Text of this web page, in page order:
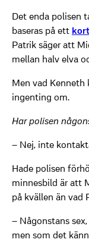
Det enda polisen
baseras på ett
Patrik säger att
mellan halv elva
Men vad Kenneth
ingenting om.
Har polisen
– Nej, inte
Hade polisen
minnesbild är att
på kvällen än vad
– Någonstans
men som det